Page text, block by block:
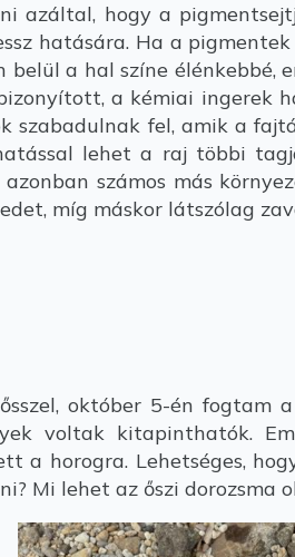
hogy a
hatására. Ha a
belül a hal színe
a kémiai ingerek
szabadulnak fel, amik a
lehet a raj többi
számos más
míg máskor látszólag
október 5-én fogtam
voltak kitapinthatók.
a horogra. Lehetséges,
Mi lehet az őszi dorozsma